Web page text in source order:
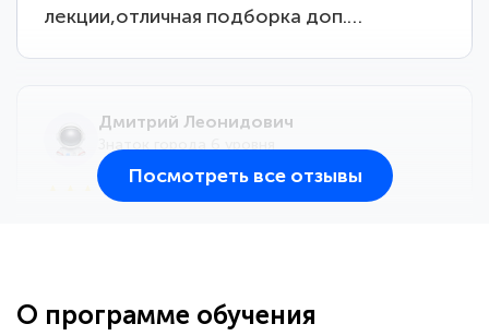
лекции,отличная подборка доп.…
Дмитрий Леонидович
большое количество методических
Посмотреть все отзывы
О программе обучения